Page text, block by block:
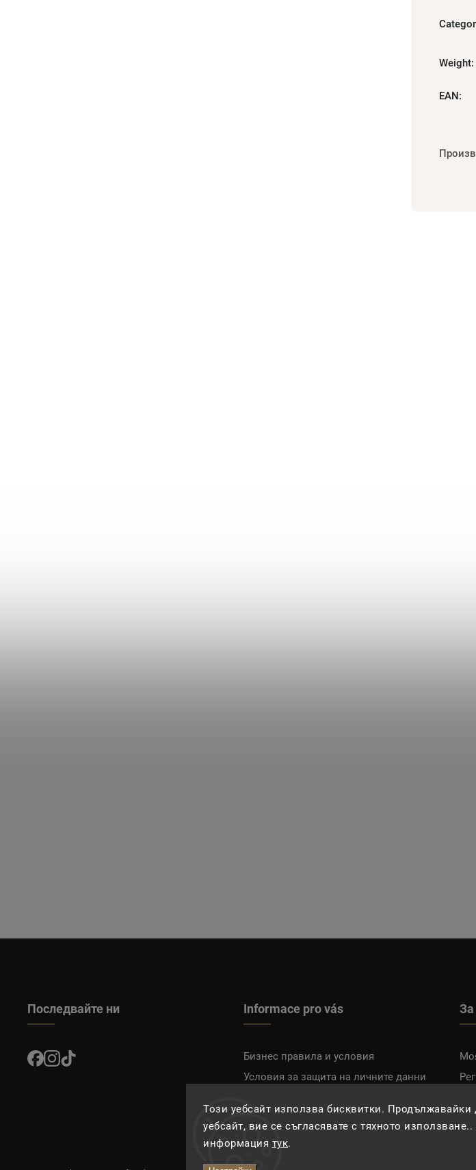
Този уебсайт използва бисквитки. Продължавайки
уебсайт, вие се съгласявате с тяхното
информация тук.
Weight:
EAN:
Последвайте ни Informace pro vás
Бизнес правила и условия
Условия за защита на личните данни
За